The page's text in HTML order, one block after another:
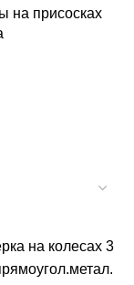
на присосках